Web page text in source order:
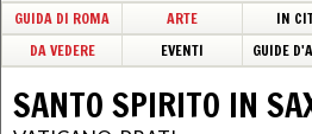
GUIDA DI ROMA ARTE IN
DA VEDERE
EVENTI GUIDE
SANTO SPIRITO IN